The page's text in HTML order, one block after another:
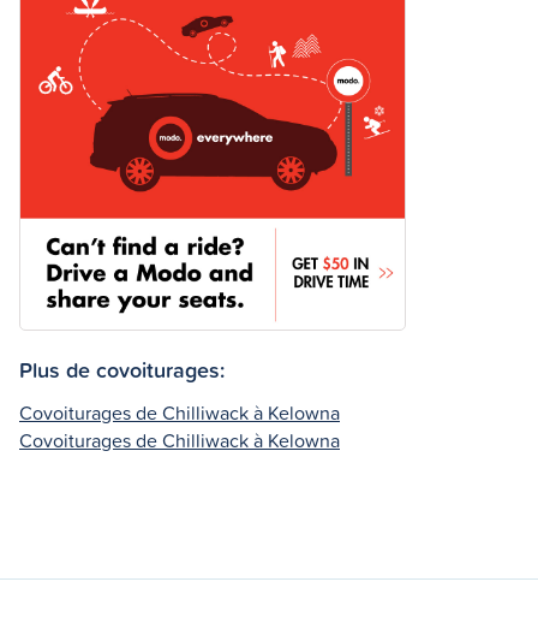
Plus de covoiturages:
Covoiturages de Chilliwack à Kelowna
Covoiturages de Chilliwack à Kelowna